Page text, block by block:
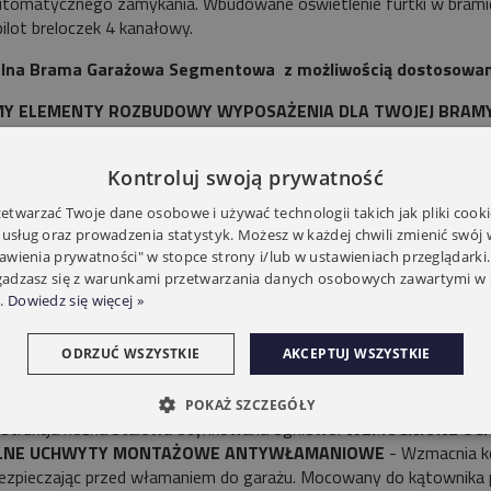
breloczek 4 kanałowy.
Brama Garażowa Segmentowa z możliwością
ELEMENTY ROZBUDOWY WYPOSAŻENIA DLA TWOJEJ
oraz zamek ryglowy.
wentylacyjna.
istnieje możliwość rozbudowy dla systemu Inteligentny
YALE z szyną i pilotem.
kodowa.
Bramy Woster PD40W :
Garażowa Segmentowa (wymiar otworu). Szerokość x
naciągowe ocynkowane. Liny naciągowe ocynkowane.
nośna stalowa ocynkowana ogniowo.WZMOCNIONE
UCHWYTY MONTAŻOWE ANTYWŁAMANIOWE - Wzmacnia
przed włamaniem do garażu. Mocowany do
Kontroluj swoją prywatność
Twoje dane osobowe i używać technologii takich jak pliki
oraz prowadzenia statystyk. Możesz w każdej chwili zmienić swój
prywatności" w stopce strony i/lub w ustawieniach
się z warunkami przetwarzania danych osobowych zawartymi
Dowiedz się więcej »
AKCEPTUJ WSZYSTKIE
ODRZUĆ WSZYSTKIE
POKAŻ SZCZEGÓŁY